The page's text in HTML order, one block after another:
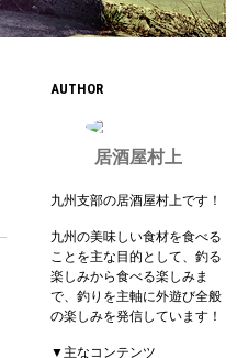
AUTHOR
居酒屋村上
九州支部の居酒屋村上です！
九州の美味しい食材を食べる
ことを主な目的として、釣る
楽しみから食べる楽しみま
で、釣りを主軸に外遊び全般
の楽しみを発信しています！
▼主なコンテンツ